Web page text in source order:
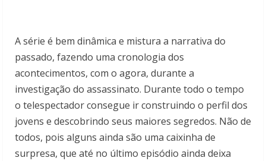
A série é bem dinâmica e mistura a narrativa do
passado, fazendo uma cronologia dos
acontecimentos, com o agora, durante a
investigação do assassinato. Durante todo o tempo
o telespectador consegue ir construindo o perfil dos
jovens e descobrindo seus maiores segredos. Não de
todos, pois alguns ainda são uma caixinha de
surpresa, que até no último episódio ainda deixa